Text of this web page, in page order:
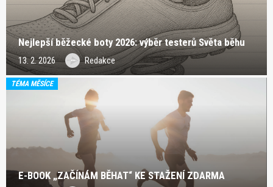
Nejlepší běžecké boty 2026: výběr testerů Světa běhu
13. 2. 2026 Redakce
TÉMA MĚSÍCE
E-BOOK „ZAČÍNÁM BĚHAT“ KE STAŽENÍ ZDARMA